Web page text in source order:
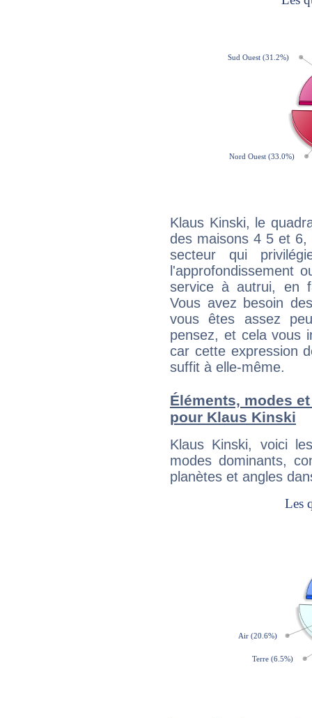
Klaus Kinski, le
des maisons 4 5 et
secteur qui
l'approfondissement
service à autrui, en
Vous avez besoin
vous êtes assez
pensez, et cela vous
car cette expression
suffit à elle-même.
Éléments, modes
pour Klaus Kinski
Klaus Kinski, voici
modes dominants,
planètes et angles